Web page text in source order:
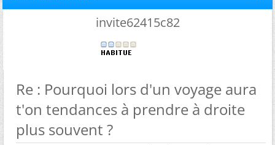
invite62415c82
Re : Pourquoi lors d'un voyage aura
t'on tendances à prendre à droite
plus souvent ?